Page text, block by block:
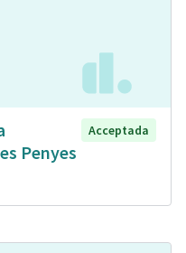
Penyes
Acceptada